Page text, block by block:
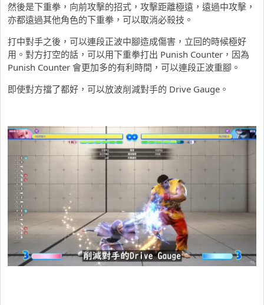
然後是下重拳，向前攻擊的招式，攻擊距離極遠，遠過中攻擊，
亦都遠過其他角色的下重拳，可以取消必殺技。
打中對手之後，可以連段正波中腳造成傷害，立回的時候極好
用。對方打空的話，可以用下重拳打出 Punish Counter，因為
Punish Counter 會更加多的有利時間，可以連段正波重腳。
即使對方擋了都好，可以放波削減對手的 Drive Gauge。